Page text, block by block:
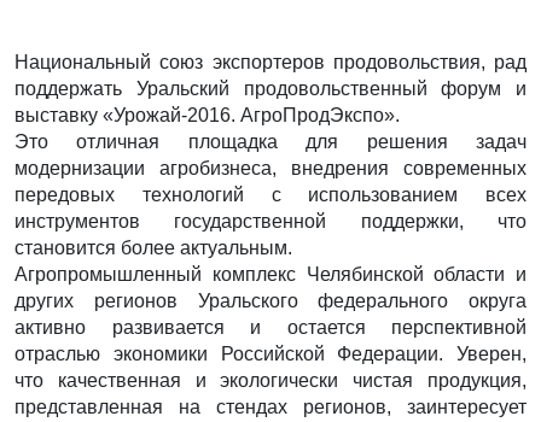
Национальный союз экспортеров продовольствия, рад
поддержать Уральский продовольственный форум и
выставку «Урожай-2016. АгроПродЭкспо».
Это отличная площадка для решения задач
модернизации агробизнеса, внедрения современных
передовых технологий с использованием всех
инструментов государственной поддержки, что
становится более актуальным.
Агропромышленный комплекс Челябинской области и
других регионов Уральского федерального округа
активно развивается и остается перспективной
отраслью экономики Российской Федерации. Уверен,
что качественная и экологически чистая продукция,
представленная на стендах регионов, заинтересует